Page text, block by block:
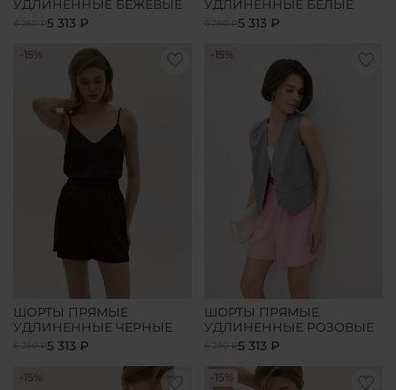
УДЛИНЕННЫЕ БЕЖЕВЫЕ
6 250 ₽5 313 ₽
УДЛИНЕННЫЕ БЕЛЫЕ
6 250 ₽5 313 ₽
-15%
ШОРТЫ ПРЯМЫЕ
УДЛИНЕННЫЕ ЧЕРНЫЕ
6 250 ₽5 313 ₽
-15%
ШОРТЫ ПРЯМЫЕ
УДЛИНЕННЫЕ РОЗОВЫЕ
6 250 ₽5 313 ₽
-15% -15%